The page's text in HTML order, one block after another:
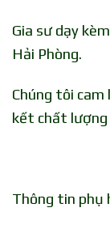
Gia sư dạy
Hải Phòng.
Chúng tôi cam
kết chất lượng
Thông tin phụ